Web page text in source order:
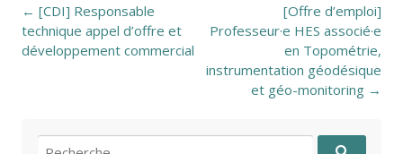
Post navigation
← [CDI] Responsable
technique appel d’offre et
développement commercial
[Offre d’emploi]
Professeur·e HES associé·e
en Topométrie,
instrumentation géodésique
et géo-monitoring →
Recherche pour: